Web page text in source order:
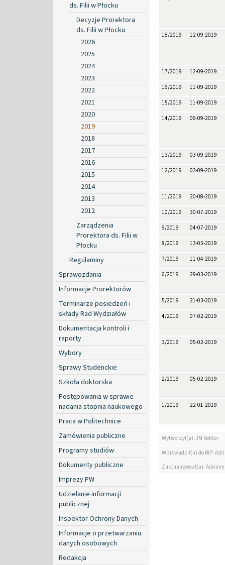
ds. Filii w Płocku
Decyzje Prorektora
ds. Filii w Płocku
2026
2025
2024
2023
2022
2021
2020
2019
2018
2017
2016
2015
2014
2013
2012
Zarządzenia
Prorektora ds. Filii w
Płocku
Regulaminy
Sprawozdania
Informacje Prorektorów
Terminarze posiedzeń i
składy Rad Wydziałów
Dokumentacja kontroli i
raporty
Wybory
Sprawy Studenckie
Szkoła doktorska
Postępowania w sprawie
nadania stopnia naukowego
Praca w Politechnice
Zamówienia publiczne
Programy studiów
Dokumenty publiczne
Imprezy PW
Udzielanie informacji
publicznej
Inspektor Ochrony Danych
Informacje o przetwarzaniu
danych osobowych
Redakcja
18/2019 12-09-2019
17/2019 12-09-2019
16/2019 11-09-2019
15/2019 11-09-2019
14/2019 06-09-2019
13/2019 03-09-2019
12/2019 03-09-2019
11/2019 20-08-2019
10/2019 30-07-2019
9/2019 04-07-2019
8/2019 13-05-2019
7/2019 11-04-2019
6/2019 29-03-2019
5/2019 21-03-2019
4/2019 07-02-2019
3/2019 05-02-2019
2/2019 05-02-2019
1/2019 22-01-2019
Wytworzył(a): JM Rektor
Wprowadził(a) do BIP:
Zaktualizował(a):